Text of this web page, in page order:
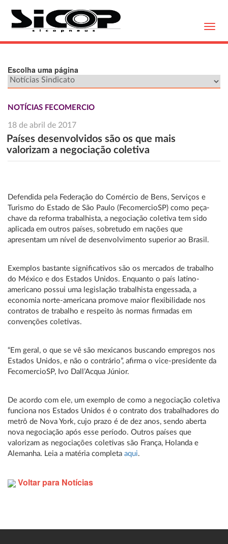
Escolha uma página
NOTÍCIAS FECOMERCIO
18 de abril de 2017
Países desenvolvidos são os que mais
valorizam a negociação coletiva
Defendida pela Federação do Comércio de Bens, Serviços e
Turismo do Estado de São Paulo (FecomercioSP) como peça-
chave da reforma trabalhista, a negociação coletiva tem sido
aplicada em outros países, sobretudo em nações que
apresentam um nível de desenvolvimento superior ao Brasil.
Exemplos bastante significativos são os mercados de trabalho
do México e dos Estados Unidos. Enquanto o país latino-
americano possui uma legislação trabalhista engessada, a
economia norte-americana promove maior flexibilidade nos
contratos de trabalho e respeito às normas firmadas em
convenções coletivas.
“Em geral, o que se vê são mexicanos buscando empregos nos
Estados Unidos, e não o contrário”, afirma o vice-presidente da
FecomercioSP, Ivo Dall’Acqua Júnior.
De acordo com ele, um exemplo de como a negociação coletiva
funciona nos Estados Unidos é o contrato dos trabalhadores do
metrô de Nova York, cujo prazo é de dez anos, sendo aberta
nova negociação após esse período. Outros países que
valorizam as negociações coletivas são França, Holanda e
Alemanha. Leia a matéria completa aqui.
Voltar para Notícias